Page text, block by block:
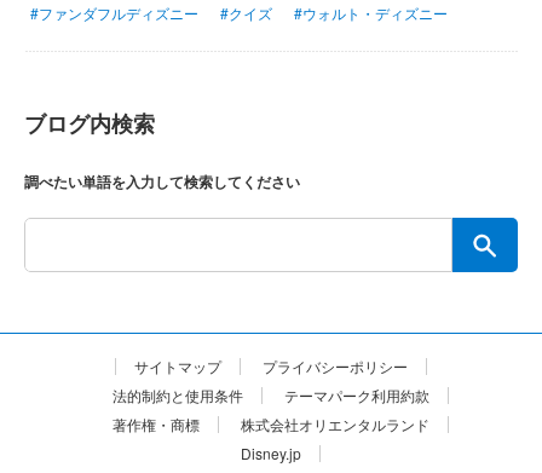
#ファンダフルディズニー
#クイズ #ウォルト・ディズニー
ブログ内検索
調べたい単語を入力して検索してください
サイトマップ
プライバシーポリシー
法的制約と使用条件
テーマパーク利用約款
著作権・商標
株式会社オリエンタルランド
Disney.jp